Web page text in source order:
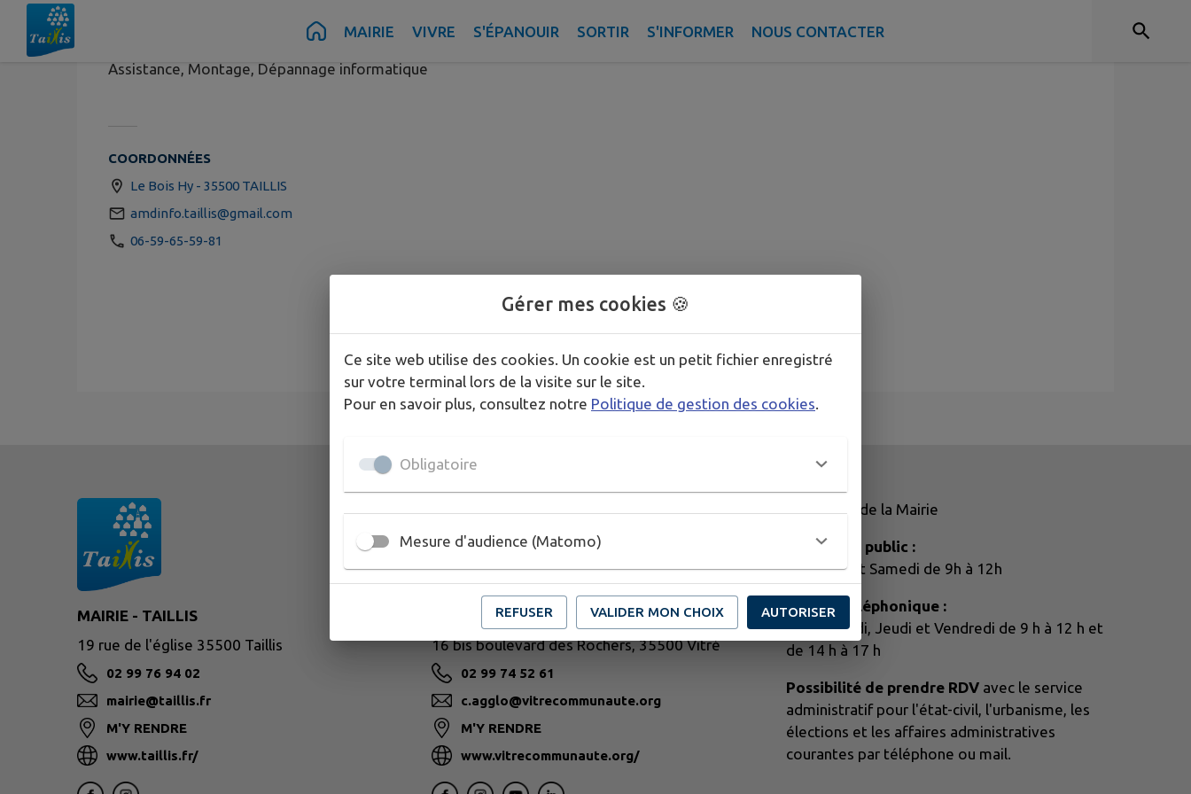
Contenu Pied de pageMAIRIE VIVRE S'ÉPANOUIR SORTIR S'INFORMER NOUS CONTACTER
@md informatique
Assistance, Montage, Dépannage informatique
COORDONNÉES
Le Bois Hy - 35500 TAILLIS
amdinfo.taillis@gmail.com
06-59-65-59-81
MAIRIE - TAILLIS
19 rue de l'église 35500 Taillis
02 99 76 94 02
mairie@taillis.fr
M'Y RENDRE
www.taillis.fr/
VITRÉ COMMUNAUTÉ
16 bis boulevard des Rochers, 35500 Vitré
02 99 74 52 61
c.agglo@vitrecommunaute.org
M'Y RENDRE
www.vitrecommunaute.org/
Ouverture de la Mairie
Accueil du public :
Mercredi et Samedi de 9h à 12h
Accueil téléphonique :
Lundi, Mardi, Jeudi et Vendredi de 9 h à 12 h et
de 14 h à 17 h
Possibilité de prendre RDV avec le service
administratif pour l'état-civil, l'urbanisme, les
élections et les affaires administratives
courantes par téléphone ou mail.
Gérer mes cookies 🍪
Ce site web utilise des cookies. Un cookie est un petit fichier enregistré
sur votre terminal lors de la visite sur le site.
Pour en savoir plus, consultez notre Politique de gestion des cookies
Obligatoire
Mesure d'audience (Matomo)
REFUSER VALIDER MON CHOIX AUTORISER